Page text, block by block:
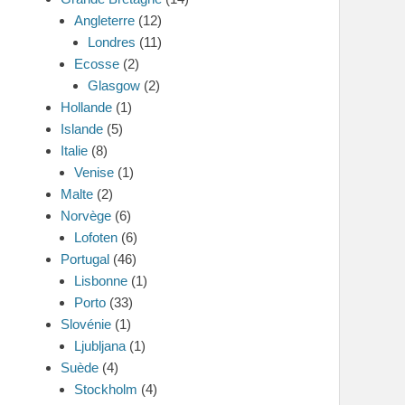
Angleterre (12)
Londres (11)
Ecosse (2)
Glasgow (2)
Hollande (1)
Islande (5)
Italie (8)
Venise (1)
Malte (2)
Norvège (6)
Lofoten (6)
Portugal (46)
Lisbonne (1)
Porto (33)
Slovénie (1)
Ljubljana (1)
Suède (4)
Stockholm (4)